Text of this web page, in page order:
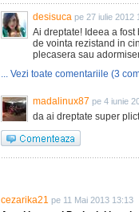
desisuca pe 27 iulie 2012
Ai dreptate! Ideea a
de vointa rezistand in
plecasera sau
... Vezi toate comentariile (3
madalinux87 pe 4 iunie
da ai dreptate super
cezarika21 pe 11 Mai 2013 13:13